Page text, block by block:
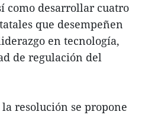
como desarrollar cuatro
que desempeñen
en tecnología,
de regulación del
resolución se propone